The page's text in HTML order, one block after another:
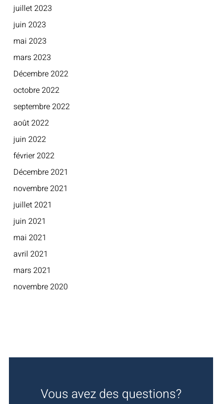
juillet 2023
juin 2023
mai 2023
mars 2023
Décembre 2022
octobre 2022
septembre 2022
août 2022
juin 2022
février 2022
Décembre 2021
novembre 2021
juillet 2021
juin 2021
mai 2021
avril 2021
mars 2021
novembre 2020
Vous avez des questions?